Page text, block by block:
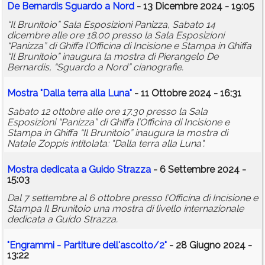
De Bernardis Sguardo a Nord - 13 Dicembre 2024 - 19:05
“Il Brunitoio” Sala Esposizioni Panizza, Sabato 14
dicembre alle ore 18.00 presso la Sala Esposizioni
“Panizza” di Ghiffa l’Officina di Incisione e Stampa in Ghiffa
“Il Brunitoio” inaugura la mostra di Pierangelo De
Bernardis, “Sguardo a Nord” cianografie.
Mostra "Dalla terra alla Luna" - 11 Ottobre 2024 - 16:31
Sabato 12 ottobre alle ore 17.30 presso la Sala
Esposizioni “Panizza” di Ghiffa l’Officina di Incisione e
Stampa in Ghiffa “Il Brunitoio” inaugura la mostra di
Natale Zoppis intitolata: "Dalla terra alla Luna".
Mostra dedicata a Guido Strazza - 6 Settembre 2024 -
15:03
Dal 7 settembre al 6 ottobre presso l’Officina di Incisione e
Stampa Il Brunitoio una mostra di livello internazionale
dedicata a Guido Strazza.
"Engrammi - Partiture dell'ascolto/2" - 28 Giugno 2024 -
13:22